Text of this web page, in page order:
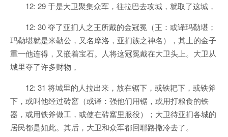
12: 29 于是大卫聚集众军，往拉巴去攻城，就取了这城，
12: 30 夺了亚扪人之王所戴的金冠冕（王：或译玛勒堪；
玛勒堪就是米勒公，又名摩洛，亚扪族之神名），其上的金子
重一他连得，又嵌着宝石。人将这冠冕戴在大卫头上。大卫从
城里夺了许多财物，
12: 31 将城里的人拉出来，放在锯下，或铁耙下，或铁斧
下，或叫他经过砖窰（或译：强他们用锯，或用打粮食的铁
器，或用铁斧做工，或使在砖窰里服役）；大卫待亚扪各城的
居民都是如此。其后，大卫和众军都回耶路撒冷去了。